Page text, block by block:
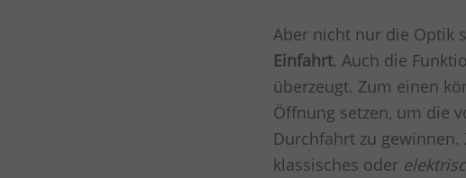
Aber nicht nur die Optik
Einfahrt. Auch die
überzeugt. Zum einen
Öffnung setzen, um die
Durchfahrt zu
klassisches oder